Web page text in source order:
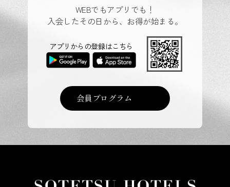
WEBでもアプリでも！
入会したその日から、お得が始まる。
会員プログラム
アプリからの登録はこちら